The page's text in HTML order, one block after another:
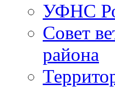
УФНС
Совет
района